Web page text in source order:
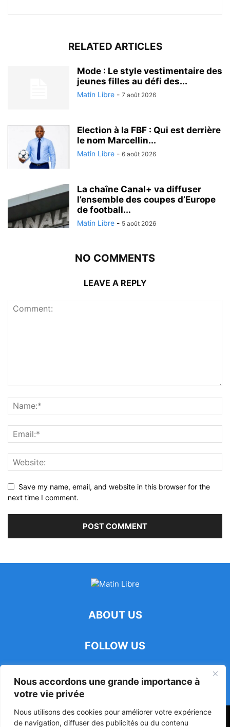
Nous accordons une grande importance à
votre vie privée
Nous utilisons des cookies pour améliorer votre expérience
de navigation, diffuser des publicités ou du contenu
RELATED ARTICLES
Mode : Le style vestimentaire des
jeunes filles au défi des...
Matin Libre - 7 août 2026
Election à la FBF : Qui est derrière
le nom Marcellin...
Matin Libre - 6 août 2026
La chaîne Canal+ va diffuser
l’ensemble des coupes d’Europe
de football...
Matin Libre - 5 août 2026
NO COMMENTS
LEAVE A REPLY
Save my name, email, and website in this browser for the
next time I comment.
ABOUT US
FOLLOW US
47ᵉ Assemblée Mondiale sur la Protection de la Vie Privée: Me